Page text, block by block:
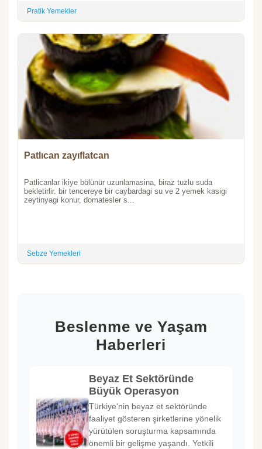
Pratik Yemekler
Patlıcan zayıflatcan
Patlicanlar ikiye bölünür uzunlamasina, biraz tuzlu suda
bekletirlir. bir tencereye bir caybardagi su ve 2 yemek kasigi
zeytinyagi konur, domatesler s...
Sebze Yemekleri
Beslenme ve Yaşam
Haberleri
Beyaz Et Sektöründe
Büyük Operasyon
Türkiye'nin beyaz et sektöründe
faaliyet gösteren şirketlerine yönelik
yürütülen soruşturma kapsamında
önemli bir gelişme yaşandı. Yetkili